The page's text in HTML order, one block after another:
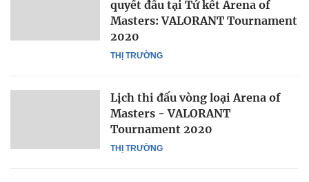
THỊ TRƯỜNG
quyết đấu tại Tứ kết Arena of
Masters: VALORANT Tournament
2020
THỊ TRƯỜNG
Lịch thi đấu vòng loại Arena of
Masters - VALORANT
Tournament 2020